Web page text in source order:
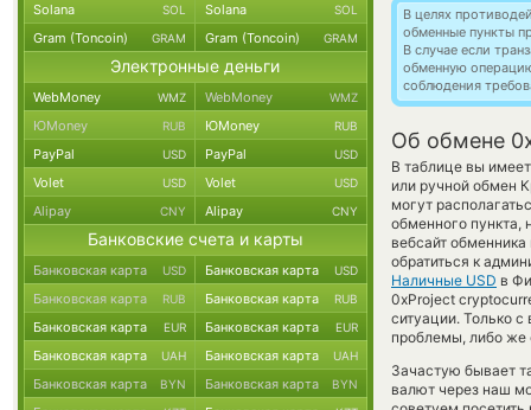
В целях
обменные пункты
В случае если
обменную
соблюдения
Об обмене
В таблице вы
или ручной обмен
могут
обменного пункта,
вебсайт
обратиться к
Наличные USD в
0xProject
ситуации. Только
проблемы, либо же
Зачастую бывает
валют через наш
Solana SOL Solana SOL
Gram (Toncoin) GRAM Gram (Toncoin) GRAM
Электронные деньги
WebMoney WMZ WebMoney WMZ
ЮMoney RUB ЮMoney RUB
PayPal USD PayPal USD
Volet USD Volet USD
Alipay CNY Alipay CNY
Банковские счета и карты
Банковская карта USD Банковская карта USD
Банковская карта RUB Банковская карта RUB
Банковская карта EUR Банковская карта EUR
Банковская карта UAH Банковская карта UAH
Банковская карта BYN Банковская карта BYN